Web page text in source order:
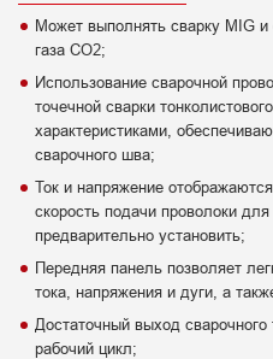
Может выполнять сварку MIG
газа CO2;
Использование сварочной
точечной сварки
характеристиками,
сварочного шва;
Ток и напряжение
скорость подачи проволоки
предварительно установить;
Передняя панель позволяет
тока, напряжения и дуги, а
Достаточный выход
рабочий цикл;